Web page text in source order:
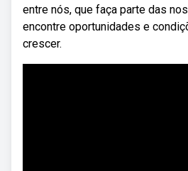
entre nós, que faça parte das
encontre oportunidades e
crescer.